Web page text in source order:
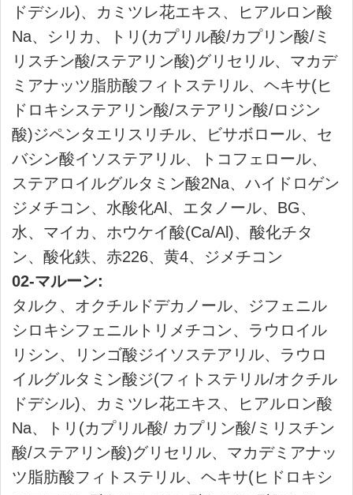
酸)ジペンタエリスリチル、ビサボロール、セ
バシン酸イソステアリル、トコフェロール、
ステアロイルグルタミン酸2Na、ハイドロゲン
ジメチコン、水酸化Al、エタノール、BG、
水、マイカ、ホウケイ酸(Ca/Al)、酸化チタ
ン、酸化鉄、グンジョウ、コンジョウ、ジメ
チコン、メチコン
05-シャンパン:
タルク、オクチルドデカノール、ジフェニル
シロキシフェニルトリメチコン、リンゴ酸ジ
イソステアリル、ラウロイルリシン、シリ
カ、ラウロイルグルタミン酸ジ(フィトステリ
ル/オクチルドデシル)、カミツレ花エキス、ヒ
アルロン酸Na、トリ(カプリル酸/カプリン酸/
ミリスチン酸/ステアリン酸)グリセリル、マカ
デミアナッツ脂肪酸フィトステリル、ヘキサ
ン酸)ジペンタエリスリチル、ビサボロール、
セバシン酸イソステアリル、トコフェロー
ル、ステアロイルグルタミン酸2Na、ハイドロ
ゲンジメチコン、水酸化Al、エタノール、
BG、水、マイカ、ホウケイ酸(Ca/Al)、酸化チ
タン、酸化鉄、グンジョウ、ジメチコン、メ
06-ラプソディ:
ﾀﾙｸ、ｼﾞﾒﾁｺﾝ、ﾘﾝｺﾞ酸ｼﾞｲｿｽﾃｱﾘﾙ、ｴﾁﾙﾍｷｻﾝ酸ｾﾁ
ﾙ、ﾅｲﾛﾝ-12、1,2-ﾍｷｻﾝｼﾞｵｰﾙ、ﾜｾﾘﾝ、ﾗｳﾛｲﾙﾘｼ
ﾝ、ｵｸﾁﾙﾄﾞﾃﾞｶﾉｰﾙ、窒化ﾎｳ素、硫酸Ba、ｲｿｽﾃｱﾘ